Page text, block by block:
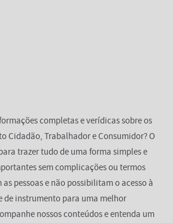
completas e verídicas sobre os
Cidadão, Trabalhador e Consumidor? O
trazer tudo de uma forma simples e
sem complicações ou termos
pessoas e não possibilitam o acesso à
de instrumento para uma melhor
nossos conteúdos e entenda um